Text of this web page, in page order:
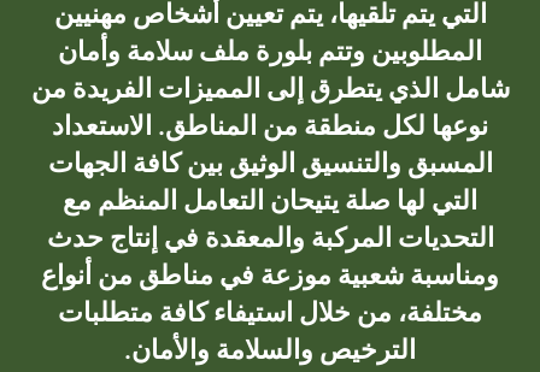
التي يتم تلقيها، يتم تعيين أشخاص مهنيين
المطلوبين وتتم بلورة ملف سلامة وأمان
شامل الذي يتطرق إلى المميزات الفريدة من
نوعها لكل منطقة من المناطق. الاستعداد
المسبق والتنسيق الوثيق بين كافة الجهات
التي لها صلة يتيحان التعامل المنظم مع
التحديات المركبة والمعقدة في إنتاج حدث
ومناسبة شعبية موزعة في مناطق من أنواع
مختلفة، من خلال استيفاء كافة متطلبات
الترخيص والسلامة والأمان.